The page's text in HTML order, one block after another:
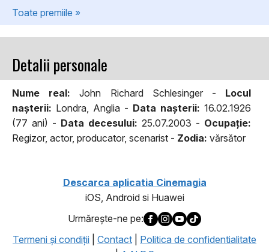
Toate premiile »
Detalii personale
Nume real: John Richard Schlesinger - Locul
naşterii: Londra, Anglia - Data naşterii: 16.02.1926
(77 ani) - Data decesului: 25.07.2003 - Ocupaţie:
Regizor, actor, producator, scenarist - Zodia: vărsător
Descarca aplicatia Cinemagia
iOS, Android si Huawei
Urmăreşte-ne pe:
Termeni şi condiţii
Contact
Politica de confidentialitate